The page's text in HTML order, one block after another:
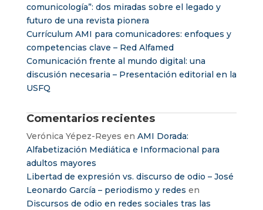
comunicología”: dos miradas sobre el legado y
futuro de una revista pionera
Currículum AMI para comunicadores: enfoques y
competencias clave – Red Alfamed
Comunicación frente al mundo digital: una
discusión necesaria – Presentación editorial en la
USFQ
Comentarios recientes
Verónica Yépez-Reyes en AMI Dorada:
Alfabetización Mediática e Informacional para
adultos mayores
Libertad de expresión vs. discurso de odio – José
Leonardo García – periodismo y redes en
Discursos de odio en redes sociales tras las